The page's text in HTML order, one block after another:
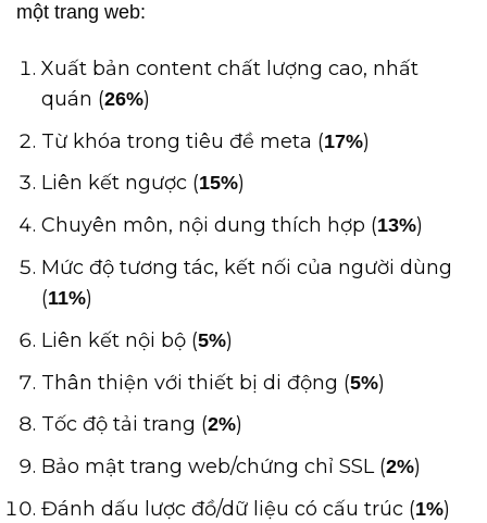
một trang web:
Xuất bản content chất lượng cao, nhất
quán (26%)
Từ khóa trong tiêu đề meta (17%)
Liên kết ngược (15%)
Chuyên môn, nội dung thích hợp (13%)
Mức độ tương tác, kết nối của người dùng
(11%)
Liên kết nội bộ (5%)
Thân thiện với thiết bị di động (5%)
Tốc độ tải trang (2%)
Bảo mật trang web/chứng chỉ SSL (2%)
Đánh dấu lược đồ/dữ liệu có cấu trúc (1%)